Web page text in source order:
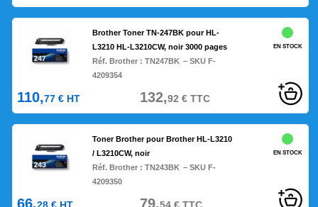
Brother Toner TN-247BK pour HL-
L3210 HL-L3210CW, noir 3000 pages
Réf. Brother :TN247BK – SKU F-
4209354
EN STOCK
110,77 € HT 132,92 €TTC
Toner Brother pour Brother HL-L3210
/ L3210CW, noir
Réf. Brother :TN243BK – SKU F-
4209350
EN STOCK
66, 79,